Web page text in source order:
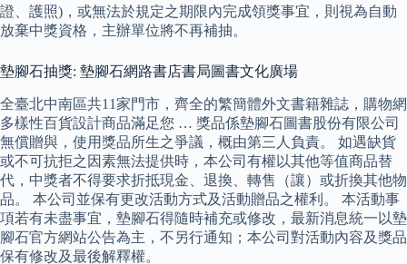
證、護照)，或無法於規定之期限內完成領獎事宜，則視為自動
放棄中獎資格，主辦單位將不再補抽。
墊腳石抽獎: 墊腳石網路書店書局圖書文化廣場
全臺北中南區共11家門市，齊全的繁簡體外文書籍雜誌，購物網
多樣性百貨設計商品滿足您 … 獎品係墊腳石圖書股份有限公司
無償贈與，使用獎品所生之爭議，概由第三人負責。 如遇缺貨
或不可抗拒之因素無法提供時，本公司有權以其他等值商品替
代，中獎者不得要求折抵現金、退換、轉售（讓）或折換其他物
品。 本公司並保有更改活動方式及活動贈品之權利。 本活動事
項若有未盡事宜，墊腳石得隨時補充或修改，最新消息統一以墊
腳石官方網站公告為主，不另行通知；本公司對活動內容及獎品
保有修改及最後解釋權。